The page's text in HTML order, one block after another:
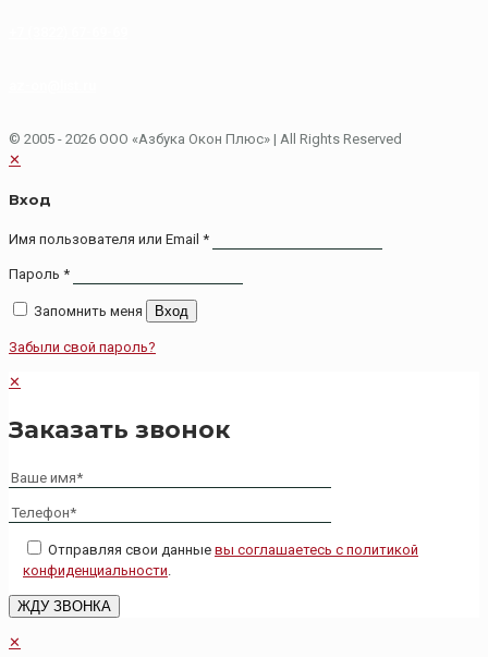
© 2005 - 2026 ООО «Азбука Окон Плюс» | All Rights Reserved
✕
Вход
Имя пользователя или Email *
Пароль *
Запомнить меня Вход
Забыли свой пароль?
✕
Заказать звонок
Отправляя свои данные вы соглашаетесь с политикой
конфиденциальности
✕